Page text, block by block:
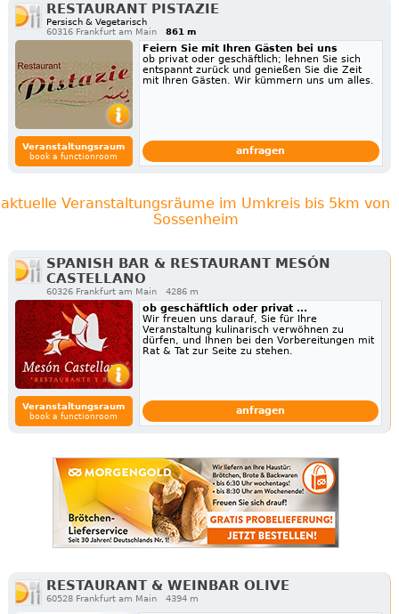
RESTAURANT PISTAZIE
Persisch & Vegetarisch
60316 Frankfurt am Main
861 m
Veranstaltungsraum
book a functionroom
Feiern Sie mit Ihren Gästen bei uns
ob privat oder geschäftlich; lehnen Sie sich
entspannt zurück und genießen Sie die Zeit
mit Ihren Gästen. Wir kümmern uns um alles.
anfragen
aktuelle Veranstaltungsräume im Umkreis bis 5km von
Sossenheim
SPANISH BAR & RESTAURANT MESÓN
CASTELLANO
60326 Frankfurt am Main 4286 m
Veranstaltungsraum
book a functionroom
ob geschäftlich oder privat ...
Wir freuen uns darauf, Sie für Ihre
Veranstaltung kulinarisch verwöhnen zu
dürfen, und Ihnen bei den Vorbereitungen mit
Rat & Tat zur Seite zu stehen.
anfragen
RESTAURANT & WEINBAR OLIVE
60528 Frankfurt am Main 4394 m